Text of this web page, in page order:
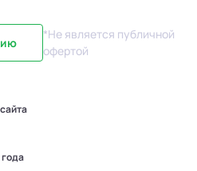
*Не является публичной
офертой